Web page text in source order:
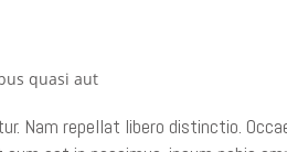
quasi aut
Nam repellat libero distinctio.